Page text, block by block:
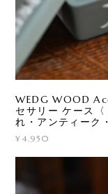
WEDG WOOD
セサリー ケース
れ・アンティーク
¥4,950